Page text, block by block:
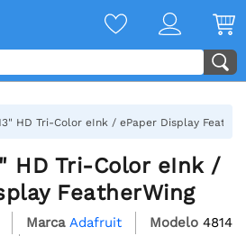
HD Tri-Color eInk / ePaper Display
HD Tri-Color eInk /
FeatherWing
Marca Adafruit Modelo 4814